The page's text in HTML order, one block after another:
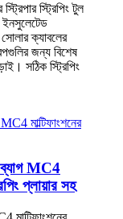
স্ট্রিপিং টুল
সোলার ক্যাবলের
জন্য বিশেষ
সঠিক স্ট্রিপিং
MC4
প্লায়ার সহ